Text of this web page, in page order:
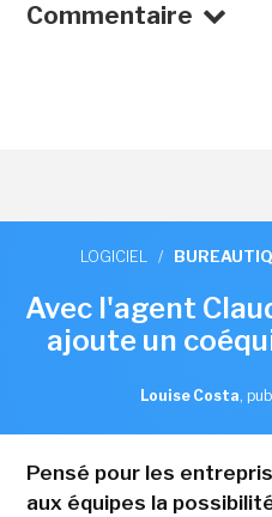
Commentaire
LOGICIEL /
Avec l'agent
ajoute un
Louise Costa,
Pensé pour les
aux équipes la